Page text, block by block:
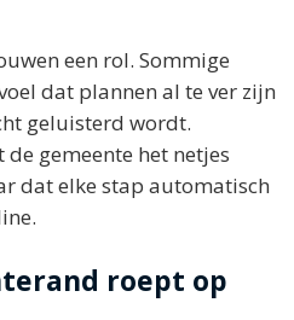
een rol. Sommige
dat plannen al te ver zijn
geluisterd wordt.
gemeente het netjes
dat elke stap automatisch
roept op